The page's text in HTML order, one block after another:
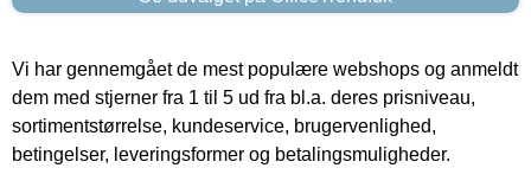
Vi har gennemgået de mest populære webshops og anmeldt
dem med stjerner fra 1 til 5 ud fra bl.a. deres prisniveau,
sortimentstørrelse, kundeservice, brugervenlighed,
betingelser, leveringsformer og betalingsmuligheder.